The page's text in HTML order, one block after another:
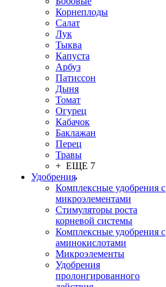
Корнеплоды
Салат
Лук
Тыква
Капуста
Арбуз
Патиссон
Дыня
Томат
Огурец
Кабачок
Баклажан
Перец
Травы
+ ЕЩЕ 7
Удобрения
Комплексные удобрения с
микроэлементами
Стимуляторы роста
корневой системы
Комплексные удобрения с
аминокислотами
Микроэлементы
Удобрения
пролонгированного